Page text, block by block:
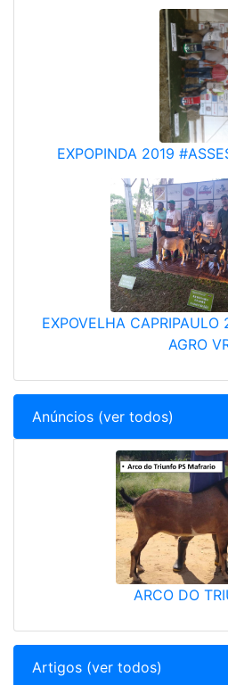
EXPOPINDA 2019
EXPOVELHA CAPRIPAULO
AGRO
Anúncios (ver todos)
ARCO DO
Artigos (ver todos)